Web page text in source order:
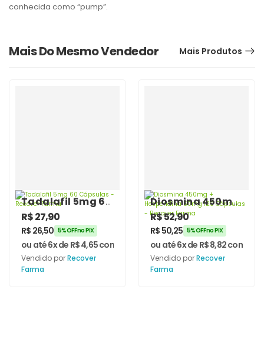
conhecida como “pump”.
Mais Do Mesmo Vendedor Mais Produtos
Tadalafil 5mg 60
Cápsulas –
Recover Farma
R$27,90
R$ 26,50 5% OFF no PIX
ou até 6x de R$4,65com juros
Vendido porRecover
Farma
Diosmina 450mg
+ Hesperidina
50mg 120
Cápsulas –
Recover Farma
R$52,90
R$ 50,25 5% OFF no PIX
ou até 6x de R$8,82com
Vendido porRecover
Farma